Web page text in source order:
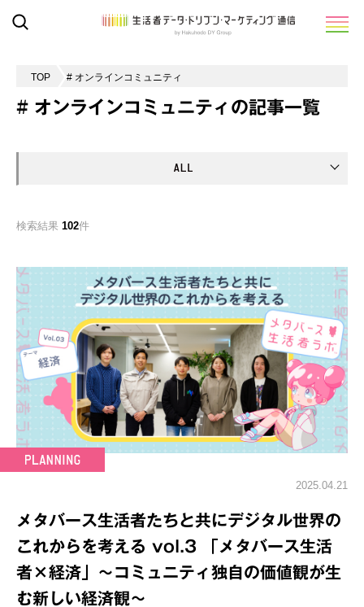
TOP # オンラインコミュニティ
# オンラインコミュニティの記事一覧
検索結果 102件
2025.04.21
メタバース生活者たちと共にデジタル世界の
これからを考える vol.3 「メタバース生活
者×経済」～コミュニティ独自の価値観が生
む新しい経済観～